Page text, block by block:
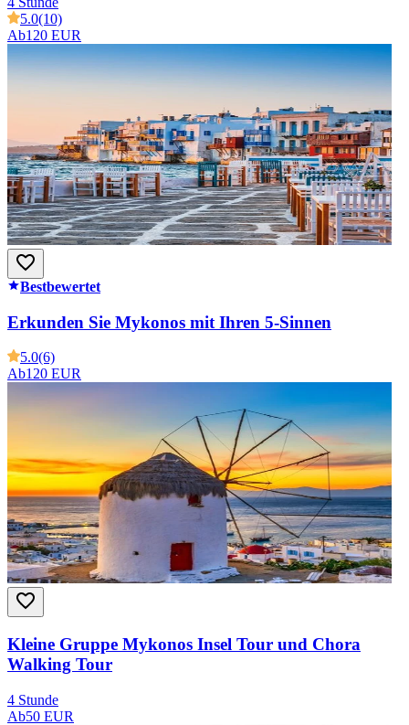
5.0(10)
Ab120 EUR
Bestbewertet
Erkunden Sie Mykonos mit Ihren 5-Sinnen
5.0(6)
Ab120 EUR
Kleine Gruppe Mykonos Insel Tour und Chora
Walking Tour
4 Stunde
Ab50 EUR